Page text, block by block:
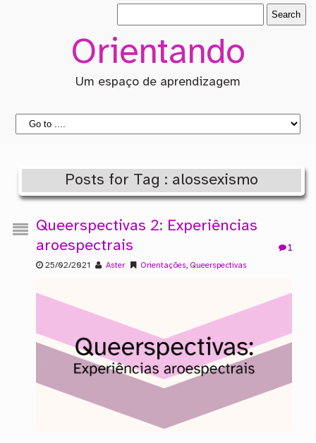
Orientando
Um espaço de aprendizagem
Posts for Tag : alossexismo
Queerspectivas 2: Experiências
aroespectrais
1
25/02/2021 Aster Orientações, Queerspectivas